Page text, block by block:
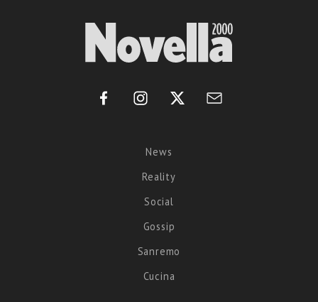
News
Reality
Social
Gossip
Sanremo
Cucina